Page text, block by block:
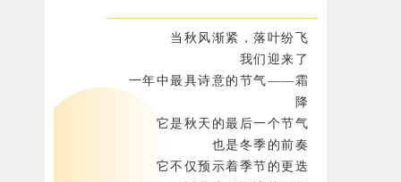
当秋风渐紧，落叶纷飞
我们迎来了
一年中最具诗意的节气——霜
降
它是秋天的最后一个节气
也是冬季的前奏
它不仅预示着季节的更迭